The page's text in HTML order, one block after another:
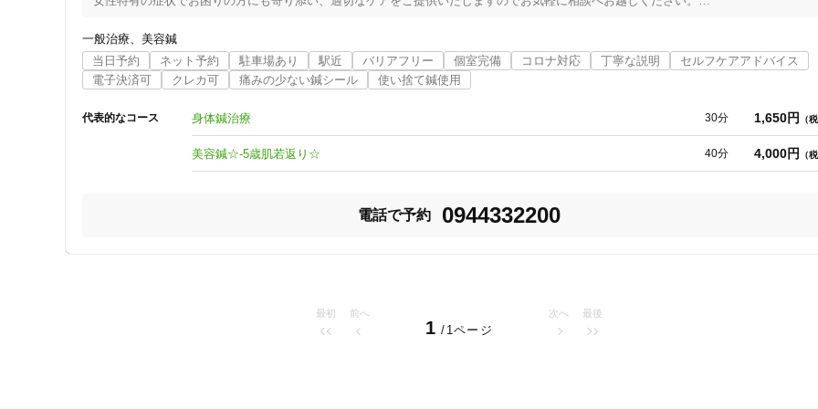
三潴郡大木町 変更する
「スッキリした」
「こんなに良くなるならもっと早く来たかった」
「生涯通うことにします」　など
鍼が怖い、、『でも治したい』
そういう方にも優しい鍼痛みの少ない施術を心がけています。
『坐骨神経痛』『むちうち』『頭痛』『ストレートネック』
一般治療
美容鍼
当日予約
ネット予約 駐車場あり 駅近 バリアフリー 個室完備 コロナ対応 丁寧な説明
セルフケアアドバイス
電子決済可
クレカ可 痛みの少ない鍼シール 使い捨て鍼使用
代表的なコース 身体鍼治療 30分 1,650円 （
美容鍼☆-5歳肌若返り☆ 40分 4,000円 （
電話で予約 0944332200
最初 前へ
1 /1ページ
次へ 最後